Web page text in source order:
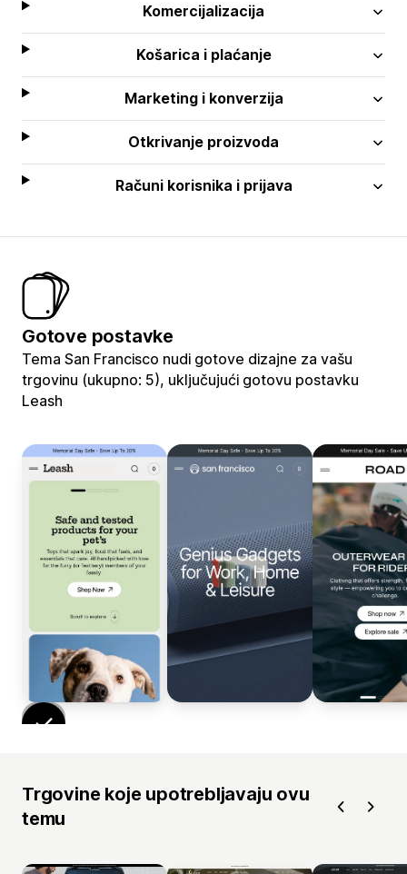
Komercijalizacija
Košarica i plaćanje
Marketing i konverzija
Otkrivanje proizvoda
Računi korisnika i prijava
Gotove postavke
Tema San Francisco nudi gotove dizajne za vašu
trgovinu (ukupno: 5), uključujući gotovu postavku
Leash
Trgovine koje upotrebljavaju ovu
temu